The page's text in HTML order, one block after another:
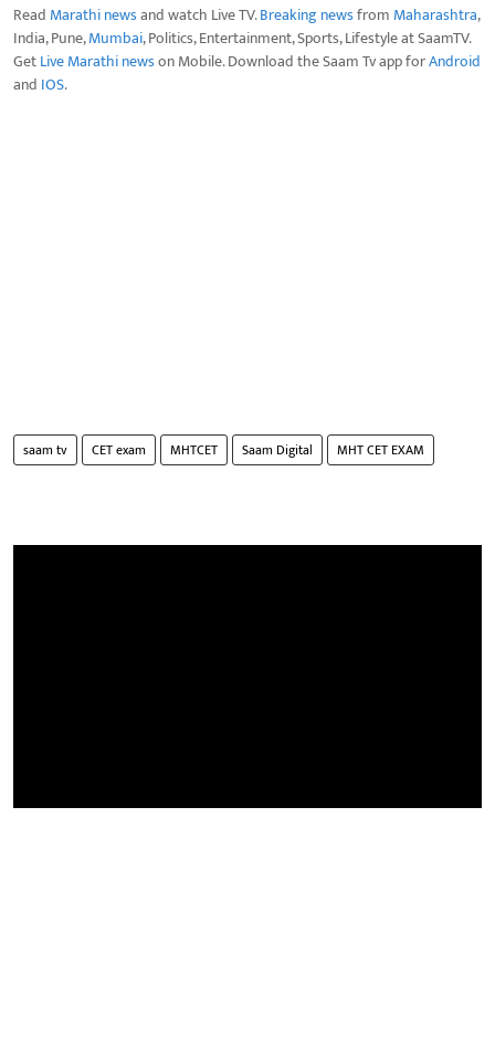
Read Marathi newsand watch Live TV.Breaking newsfrom Maharashtra,
India, Pune,Mumbai, Politics, Entertainment, Sports, Lifestyle at SaamTV.
GetLive Marathi newson Mobile. Download the Saam Tv app forAndroid
and IOS.
saam tv CET exam MHTCET Saam Digital MHT CET EXAM